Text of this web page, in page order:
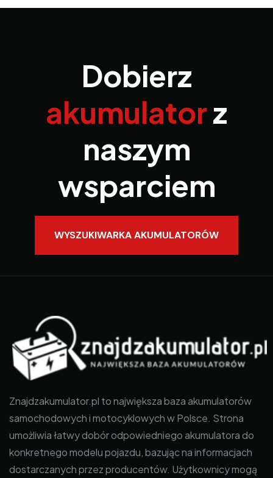
Dobierz
akumulatorz
naszym
wsparciem
WYSZUKIWARKA AKUMULATORÓW
Znajdzakumulator.pl to największa baza akumulatorów
samochodowych i motocyklowych w Polsce. Strona
umożliwia łatwy dobór odpowiedniego akumulatora do
konkretnego modelu pojazdu, bazując na informacjach
dostarczanych przez producentów. Użytkownicy mogą